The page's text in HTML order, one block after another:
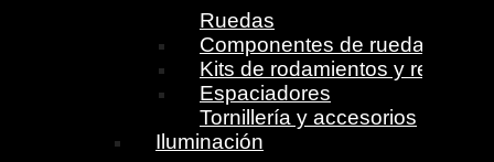
Ruedas
Componentes de ruedas
Kits de rodamientos y retenes
Espaciadores
Tornillería y accesorios
Iluminación